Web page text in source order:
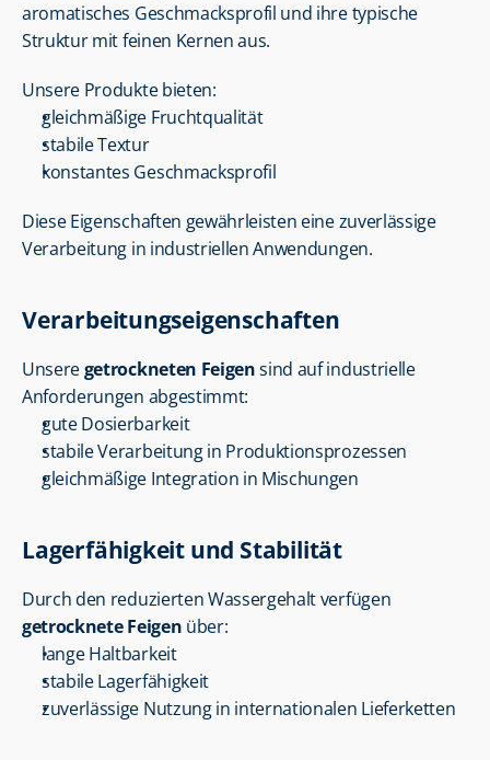
aromatisches Geschmacksprofil und ihre typische
Struktur mit feinen Kernen aus.
Unsere Produkte bieten:
gleichmäßige Fruchtqualität
stabile Textur
konstantes Geschmacksprofil
Diese Eigenschaften gewährleisten eine zuverlässige
Verarbeitung in industriellen Anwendungen.
Verarbeitungseigenschaften
Unsere getrockneten Feigen sind auf industrielle
Anforderungen abgestimmt:
gute Dosierbarkeit
stabile Verarbeitung in Produktionsprozessen
gleichmäßige Integration in Mischungen
Lagerfähigkeit und Stabilität
getrocknete Feigen über:
lange Haltbarkeit
stabile Lagerfähigkeit
zuverlässige Nutzung in internationalen Lieferketten